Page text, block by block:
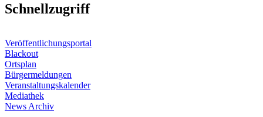
Schnellzugriff
Veröffentlichungsportal
Blackout
Ortsplan
Bürgermeldungen
Veranstaltungskalender
Mediathek
News Archiv